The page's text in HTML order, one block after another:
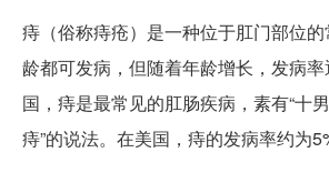
痔（俗称痔疮）是一种位于肛门部位
龄都可发病，但随着年龄增长，发病
国，痔是最常见的肛肠疾病，素有“十
痔”的说法。在美国，痔的发病率约为